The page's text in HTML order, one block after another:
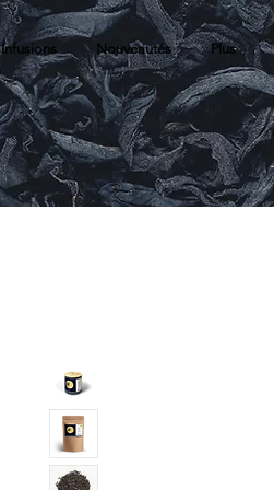
Infusions Nouveautés Plus